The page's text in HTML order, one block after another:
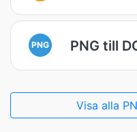
PNG PNG till
Visa alla